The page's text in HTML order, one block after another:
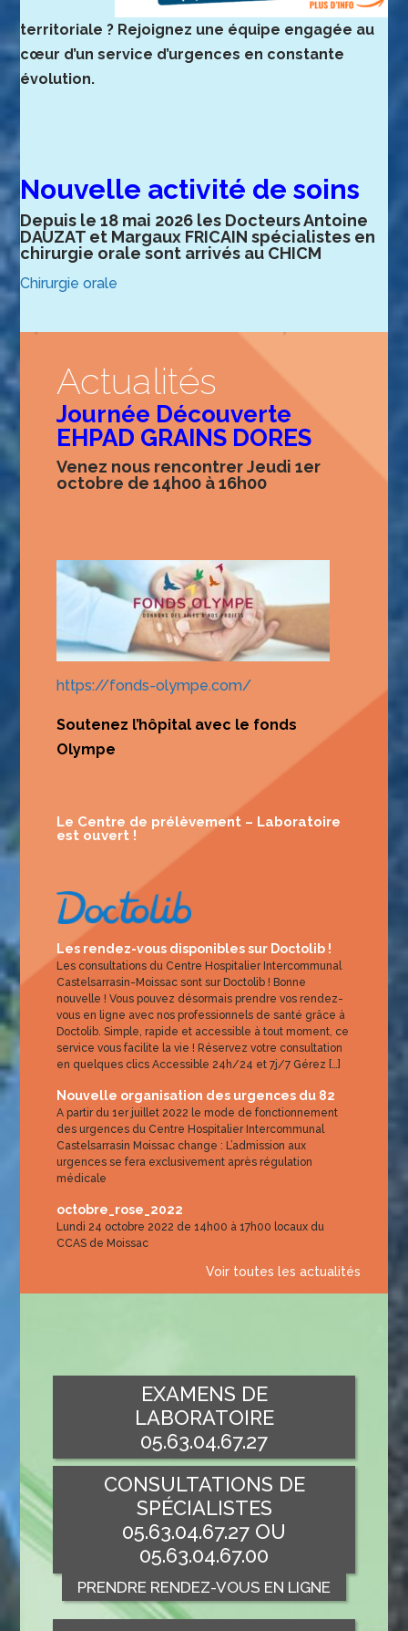
territoriale ? Rejoignez une équipe engagée au
cœur d’un service d’urgences en constante
évolution.
Nouvelle activité de soins
Depuis le 18 mai 2026 les Docteurs Antoine
DAUZAT et Margaux FRICAIN spécialistes en
chirurgie orale sont arrivés au CHICM
Chirurgie orale
Actualités
Journée Découverte
EHPAD GRAINS DORES
Venez nous rencontrer Jeudi 1er
octobre de 14h00 à 16h00
https://fonds-olympe.com/
Soutenez l’hôpital avec le fonds
Olympe
Le Centre de prélèvement – Laboratoire
est ouvert !
Les rendez-vous disponibles sur Doctolib !
Les consultations du Centre Hospitalier Intercommunal
Castelsarrasin-Moissac sont sur Doctolib ! Bonne
nouvelle ! Vous pouvez désormais prendre vos rendez-
vous en ligne avec nos professionnels de santé grâce à
Doctolib. Simple, rapide et accessible à tout moment, ce
service vous facilite la vie ! Réservez votre consultation
en quelques clics Accessible 24h/24 et 7j/7 Gérez […]
Nouvelle organisation des urgences du 82
A partir du 1er juillet 2022 le mode de fonctionnement
des urgences du Centre Hospitalier Intercommunal
Castelsarrasin Moissac change : L’admission aux
urgences se fera exclusivement après régulation
médicale
octobre_rose_2022
Lundi 24 octobre 2022 de 14h00 à 17h00 locaux du
CCAS de Moissac
Voir toutes les actualités
EXAMENS DE
LABORATOIRE
05.63.04.67.27
CONSULTATIONS DE
SPÉCIALISTES
05.63.04.67.27 OU
05.63.04.67.00
PRENDRE RENDEZ-VOUS EN LIGNE